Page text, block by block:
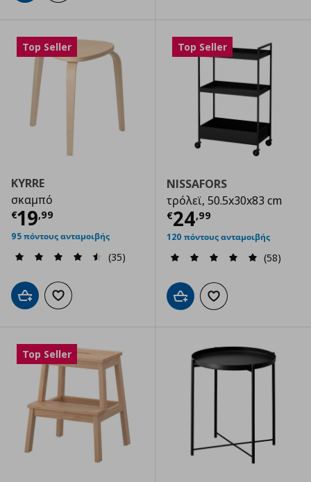
Top Seller
KYRRE
σκαμπό
€19,99
Τρέχουσα τιμή € 19,99
95 πόντους ανταμοιβής
(35)
Προσθήκη στο καλάθι
Προσθήκη στα αγαπημένα
Top Seller
NISSAFORS
τρόλεϊ, 50.5x30x83 cm
€24,99
Τρέχουσα
120 πόντους ανταμοιβής
(58)
Προσθήκη στο καλάθι
Προσθήκη στα
Top Seller